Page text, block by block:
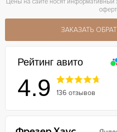
Цены на сайте носят информативный
ЗАКАЗАТЬ
Рейтинг авито
4.9 136 отзывов